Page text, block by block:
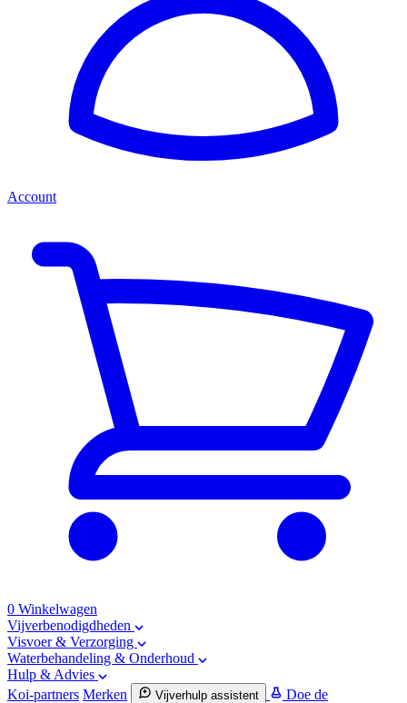
Account
0 Winkelwagen
Vijverbenodigdheden
Visvoer & Verzorging
Waterbehandeling & Onderhoud
Hulp & Advies
Koi-partners Merken Vijverhulp assistent
Doe de